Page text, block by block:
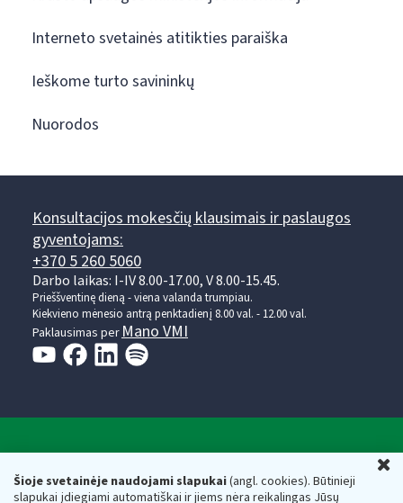
Šioje svetainėje naudojami slapukai(angl. cookies). Būtinieji
slapukai įdiegiami automatiškai ir jiems nėra reikalingas Jūsų
Interneto svetainės atitikties paraiška
Ieškome turto savininkų
Nuorodos
Konsultacijos mokesčių klausimais ir paslaugos
gyventojams:
+370 5 260 5060
Darbo laikas: I-IV 8.00-17.00, V 8.00-15.45.
Prieššventinę dieną - viena valanda trumpiau.
Kiekvieno mėnesio antrą penktadienį 8.00 val. - 12.00 val.
Paklausimas per Mano VMI
Respublikos finansų ministerijos